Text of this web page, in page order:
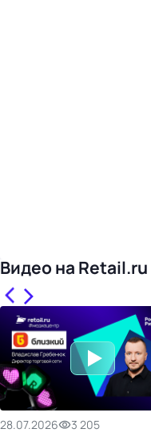
Видео на Retail.ru
28.07.2026
3 205